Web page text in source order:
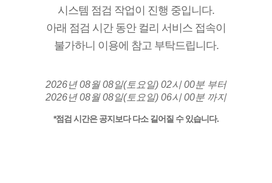
시스템 점검 작업이 진행 중입니다.
아래 점검 시간 동안 컬리 서비스 접속이
불가하니 이용에 참고 부탁드립니다.
2026년 08월 08일(토요일) 02시 00분 부터
2026년 08월 08일(토요일) 06시 00분 까지
*점검 시간은 공지보다 다소 길어질 수 있습니다.